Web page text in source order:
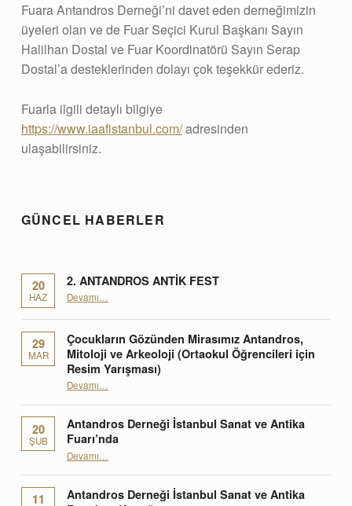
Fuara Antandros Derneği’ni davet eden derneğimizin
üyeleri olan ve de Fuar Seçici Kurul Başkanı Sayın
Halilhan Dostal ve Fuar Koordinatörü Sayın Serap
Dostal’a desteklerinden dolayı çok teşekkür ederiz.
Fuarla ilgili detaylı bilgiye
https://www.iaafistanbul.com/adresinden
ulaşabilirsiniz.
Skip back to main navigation
GÜNCEL HABERLER
20
HAZ
2. ANTANDROS ANTİK FEST
Devamı…
29
MAR
Çocukların Gözünden Mirasımız Antandros,
Mitoloji ve Arkeoloji (Ortaokul Öğrencileri için
Resim Yarışması)
Devamı“Çocukların Gözünden Mirasımız Antandros, Mitoloji ve Arkeoloji (Ortaokul Öğrencileri için Resim Yarışması)”
…
20
ŞUB
Antandros Derneği İstanbul Sanat ve Antika
Fuarı’nda
Devamı“Antandros Derneği İstanbul Sanat ve Antika Fuarı’nda”
…
11
Antandros Derneği İstanbul Sanat ve Antika